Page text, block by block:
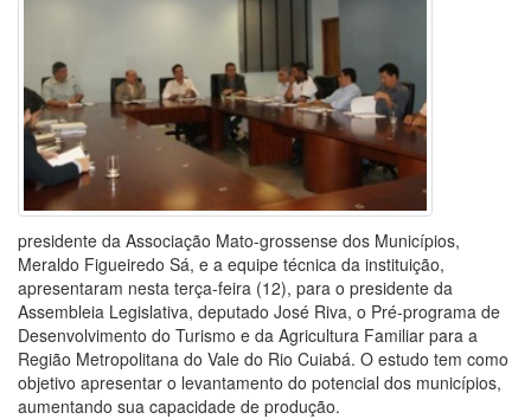
presidente da Associação Mato-grossense dos Municípios,
Meraldo Figueiredo Sá, e a equipe técnica da instituição,
apresentaram nesta terça-feira (12), para o presidente da
Assembleia Legislativa, deputado José Riva, o Pré-programa de
Desenvolvimento do Turismo e da Agricultura Familiar para a
Região Metropolitana do Vale do Rio Cuiabá. O estudo tem como
objetivo apresentar o levantamento do potencial dos municípios,
aumentando sua capacidade de produção.